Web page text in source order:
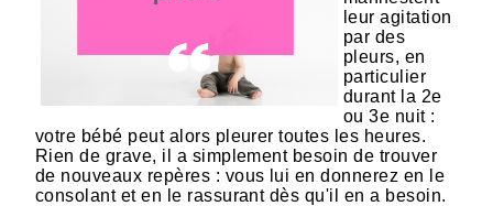
leur agitation
par des
pleurs, en
particulier
durant la 2e
ou 3e nuit :
votre bébé peut alors pleurer toutes les heures.
Rien de grave, il a simplement besoin de trouver
de nouveaux repères : vous lui en donnerez en le
consolant et en le rassurant dès qu'il en a besoin.